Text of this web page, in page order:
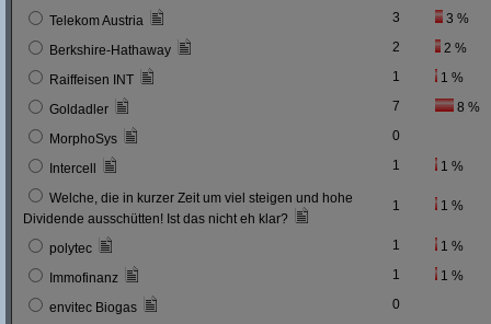
Telekom Austria 3 3 %
Berkshire-Hathaway 2 2 %
Raiffeisen INT 1 1 %
Goldadler 7 8 %
MorphoSys 0
Intercell 1 1 %
Welche, die in kurzer Zeit um viel steigen und hohe
Dividende ausschütten! Ist das nicht eh klar?
1 1 %
polytec 1 1 %
Immofinanz 1 1 %
envitec Biogas 0